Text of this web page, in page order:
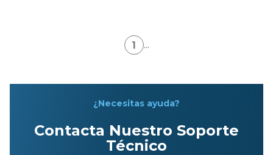
1 ...
¿Necesitas ayuda?
Contacta Nuestro Soporte
Técnico